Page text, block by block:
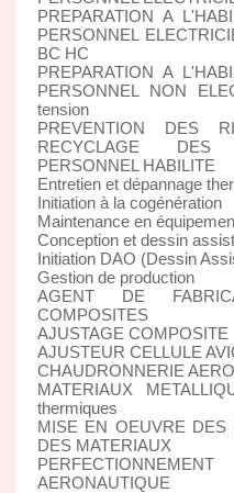
PREPARATION A
PERSONNEL
BC HC
PREPARATION A
PERSONNEL NON
tension
PREVENTION DES
RECYCLAGE DES
PERSONNEL HABILITE
Entretien et dépannage
Initiation à la cogénération
Maintenance en
Conception et dessin
Initiation DAO (Dessin
Gestion de production
AGENT DE
COMPOSITES
AJUSTAGE COMPOSITE
AJUSTEUR CELLULE
CHAUDRONNERIE
MATERIAUX
thermiques
MISE EN OEUVRE DES
DES MATERIAUX
AERONAUTIQUE